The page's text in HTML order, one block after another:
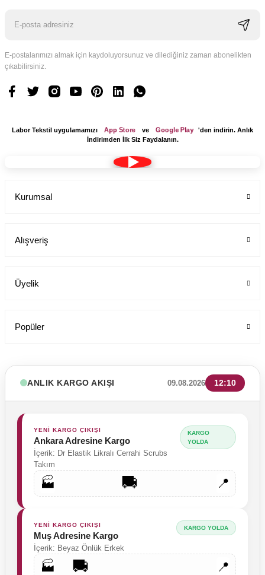
E-postalarımızı almak için kaydoluyorsunuz ve dilediğiniz zaman abonelikten
çıkabilirsiniz.
Labor Tekstil uygulamamızı App Store ve Google Play
'den indirin. Anlık
İndirimden İlk Siz Faydalanın.
Kurumsal
Alışveriş
Üyelik
Popüler
ANLIK KARGO AKIŞI 09.08.2026 12:10
YENİ KARGO ÇIKIŞI
Ankara Adresine Kargo
İçerik: Dr Elastik Likralı Cerrahi Scrubs
Takım
KARGO
YOLDA
🏭 🚚 📍
YENİ KARGO ÇIKIŞI
Muş Adresine Kargo
İçerik: Beyaz Önlük Erkek
KARGO YOLDA
🏭 🚚 📍